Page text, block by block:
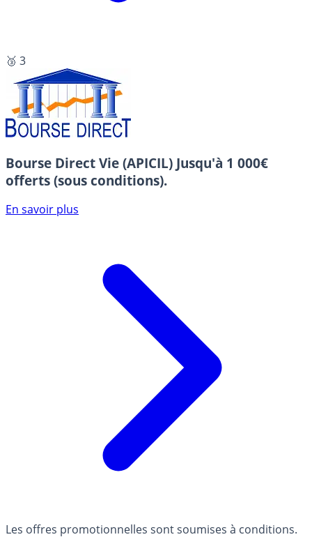
🥉 3
Bourse Direct Vie (APICIL) Jusqu'à 1 000€
offerts (sous conditions).
En savoir plus
Les offres promotionnelles sont soumises à conditions.